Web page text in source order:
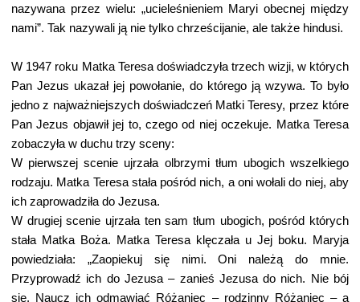
nazywana przez wielu: „ucieleśnieniem Maryi obecnej między
nami”. Tak nazywali ją nie tylko chrześcijanie, ale także hindusi.
W 1947 roku Matka Teresa doświadczyła trzech wizji, w których
Pan Jezus ukazał jej powołanie, do którego ją wzywa. To było
jedno z najważniejszych doświadczeń Matki Teresy, przez które
Pan Jezus objawił jej to, czego od niej oczekuje. Matka Teresa
zobaczyła w duchu trzy sceny:
W pierwszej scenie ujrzała olbrzymi tłum ubogich wszelkiego
rodzaju. Matka Teresa stała pośród nich, a oni wołali do niej, aby
ich zaprowadziła do Jezusa.
W drugiej scenie ujrzała ten sam tłum ubogich, pośród których
stała Matka Boża. Matka Teresa klęczała u Jej boku. Maryja
powiedziała: „Zaopiekuj się nimi. Oni należą do mnie.
Przyprowadź ich do Jezusa – zanieś Jezusa do nich. Nie bój
się. Naucz ich odmawiać Różaniec – rodzinny Różaniec – a